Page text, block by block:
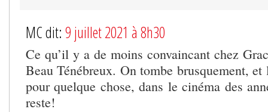
MC dit: 9 juillet 2021 à 8h30
Ce qu’il y a de moins convaincant chez
Beau Ténébreux. On tombe brusquement,
pour quelque chose, dans le cinéma des
reste!